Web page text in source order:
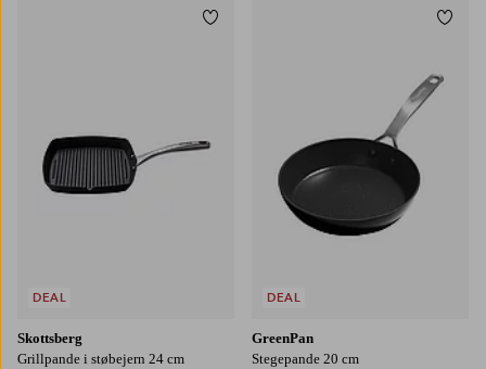
Skottsberg
Grillpande i støbejern 24 cm
DEAL
Tilføj til favoritter
GreenPan
Stegepande 20 cm
DEAL